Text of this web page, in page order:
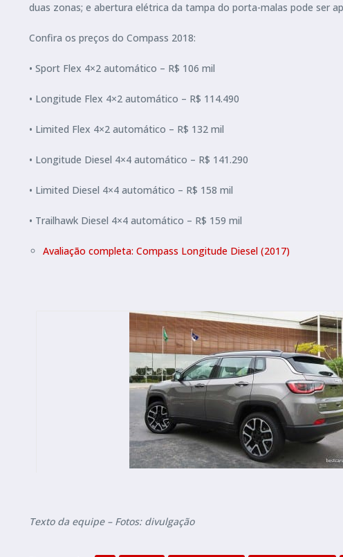
duas zonas; e abertura elétrica da tampa do porta-malas pode ser
Confira os preços do Compass 2018:
• Sport Flex 4×2 automático – R$ 106 mil
• Longitude Flex 4×2 automático – R$ 114.490
• Limited Flex 4×2 automático – R$ 132 mil
• Longitude Diesel 4×4 automático – R$ 141.290
• Limited Diesel 4×4 automático – R$ 158 mil
• Trailhawk Diesel 4×4 automático – R$ 159 mil
Avaliação completa: Compass Longitude Diesel (2017)
Texto da equipe – Fotos: divulgação